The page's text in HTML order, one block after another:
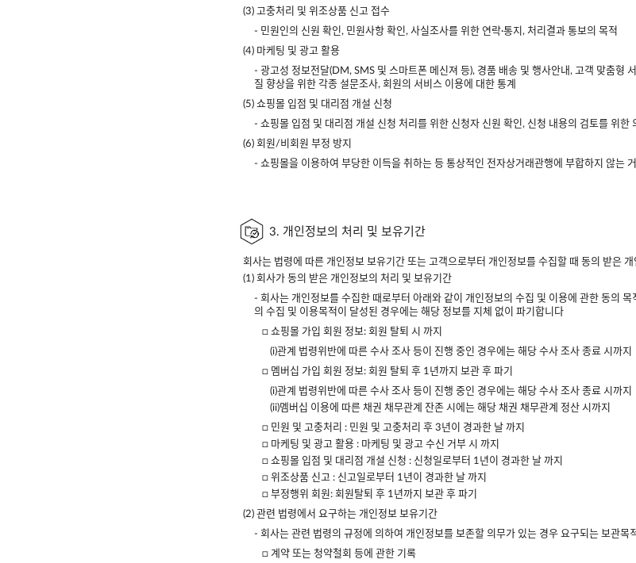
(3) 고충처리 및 위조상품 신고 접수
- 민원인의 신원 확인, 민원사항 확인, 사실조사를 위한 연락·통지, 처리결과 통보의 목적
(4) 마케팅 및 광고 활용
- 광고성 정보전달(DM, SMS 및 스마트폰 메신져 등), 경품 배송 및 행사안내, 고객 맞춤형
질 향상을 위한 각종 설문조사, 회원의 서비스 이용에 대한 통계
(5) 쇼핑몰 입점 및 대리점 개설 신청
- 쇼핑몰 입점 및 대리점 개설 신청 처리를 위한 신청자 신원 확인, 신청 내용의 검토를 위한
(6) 회원/비회원 부정 방지
- 쇼핑몰을 이용하여 부당한 이득을 취하는 등 통상적인 전자상거래관행에 부합하지 않는
3. 개인정보의 처리 및 보유기간
회사는 법령에 따른 개인정보 보유기간 또는 고객으로부터 개인정보를 수집할 때 동의 받은
(1) 회사가 동의 받은 개인정보의 처리 및 보유기간
- 회사는 개인정보를 수집한 때로부터 아래와 같이 개인정보의 수집 및 이용에 관한 동의
의 수집 및 이용목적이 달성된 경우에는 해당 정보를 지체 없이 파기합니다
□ 쇼핑몰 가입 회원 정보: 회원 탈퇴 시 까지
(i)관계 법령위반에 따른 수사 조사 등이 진행 중인 경우에는 해당 수사 조사 종료 시까지
□ 멤버십 가입 회원 정보: 회원 탈퇴 후 1년까지 보관 후 파기
(i)관계 법령위반에 따른 수사 조사 등이 진행 중인 경우에는 해당 수사 조사 종료 시까지
(ii)멤버십 이용에 따른 채권 채무관계 잔존 시에는 해당 채권 채무관계 정산 시까지
□ 민원 및 고충처리 : 민원 및 고충처리 후 3년이 경과한 날 까지
□ 마케팅 및 광고 활용 : 마케팅 및 광고 수신 거부 시 까지
□ 쇼핑몰 입점 및 대리점 개설 신청 : 신청일로부터 1년이 경과한 날 까지
□ 위조상품 신고 : 신고일로부터 1년이 경과한 날 까지
□ 부정행위 회원: 회원탈퇴 후 1년까지 보관 후 파기
(2) 관련 법령에서 요구하는 개인정보 보유기간
- 회사는 관련 법령의 규정에 의하여 개인정보를 보존할 의무가 있는 경우 요구되는 보관
□ 계약 또는 청약철회 등에 관한 기록